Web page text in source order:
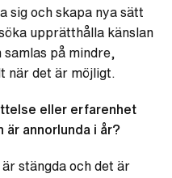
sig och skapa nya sätt
upprätthålla känslan
på mindre,
när det är möjligt.
eller erfarenhet
är annorlunda i år?
stängda och det är